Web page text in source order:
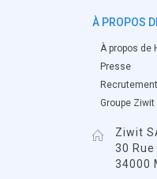
À PROPOS
À propos de
Presse
Recrutement
Groupe Ziwit
Ziwit
30
34000